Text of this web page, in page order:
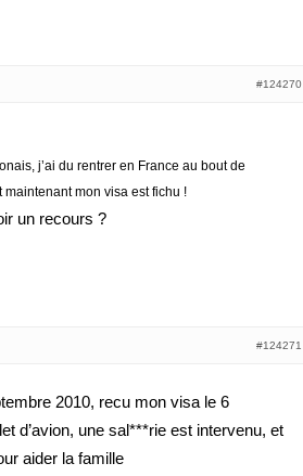
#124270
j’ai du rentrer en France au bout de
mon visa est fichu !
un recours ?
#124271
2010, recu mon visa le 6
d’avion, une sal***rie est intervenu, et
aider la famille